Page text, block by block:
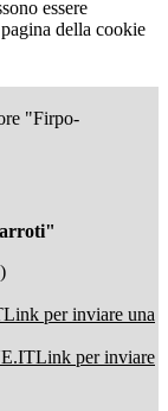
essere
della cookie
"Firpo-
Link per inviare una
Link per inviare